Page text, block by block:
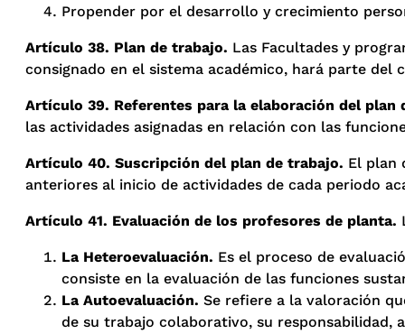
Propender por el desarrollo y crecimiento
Artículo 38. Plan de trabajo. Las Facultades y
consignado en el sistema académico, hará parte
Artículo 39. Referentes para la elaboración del plan
las actividades asignadas en relación con las
Artículo 40. Suscripción del plan de trabajo. El plan
anteriores al inicio de actividades de cada periodo
Artículo 41. Evaluación de los profesores de planta.
La Heteroevaluación. Es el proceso de
consiste en la evaluación de las funciones
La Autoevaluación. Se refiere a la valoración
de su trabajo colaborativo, su responsabilidad,